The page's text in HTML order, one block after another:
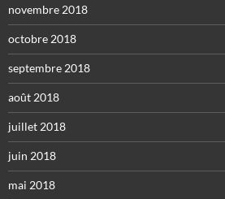
novembre 2018
octobre 2018
septembre 2018
août 2018
juillet 2018
juin 2018
mai 2018